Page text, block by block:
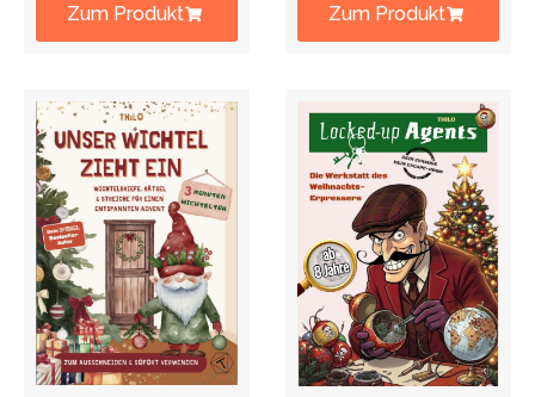
Zum Produkt Zum Produkt